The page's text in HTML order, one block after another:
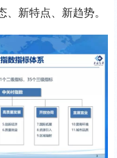
新特点、新趋势。